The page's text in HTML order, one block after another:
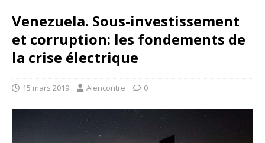
Venezuela. Sous-investissement
et corruption: les fondements de
la crise électrique
15 mars 2019 Alencontre 0